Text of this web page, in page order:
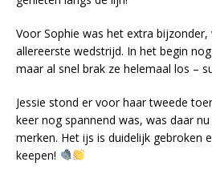
Voor Sophie was het extra
allereerste wedstrijd. In het begin
maar al snel brak ze helemaal los –
Jessie stond er voor haar tweede
keer nog spannend was, was daar
merken. Het ijs is duidelijk gebroken
keepen!